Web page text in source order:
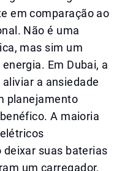
em comparação ao
Não é uma
mas sim um
Em Dubai, a
a ansiedade
planejamento
A maioria
suas baterias
um carregador,